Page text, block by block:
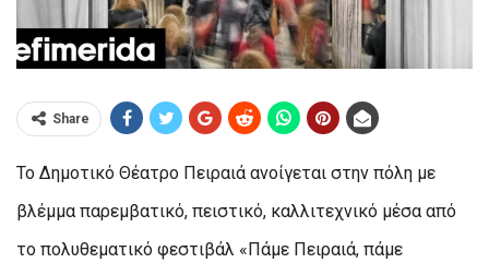
Share
Το Δημοτικό Θέατρο Πειραιά ανοίγεται στην πόλη με
βλέμμα παρεμβατικό, πειστικό, καλλιτεχνικό μέσα από
το πολυθεματικό φεστιβάλ «Πάμε Πειραιά, πάμε